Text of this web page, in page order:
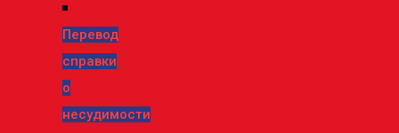
Перевод
справки
о
несудимости